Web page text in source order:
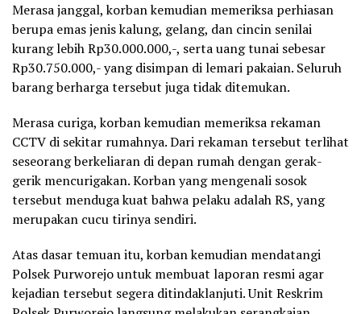
Merasa janggal, korban kemudian memeriksa perhiasan
berupa emas jenis kalung, gelang, dan cincin senilai
kurang lebih Rp30.000.000,-, serta uang tunai sebesar
Rp30.750.000,- yang disimpan di lemari pakaian. Seluruh
barang berharga tersebut juga tidak ditemukan.
Merasa curiga, korban kemudian memeriksa rekaman
CCTV di sekitar rumahnya. Dari rekaman tersebut terlihat
seseorang berkeliaran di depan rumah dengan gerak-
gerik mencurigakan. Korban yang mengenali sosok
tersebut menduga kuat bahwa pelaku adalah RS, yang
merupakan cucu tirinya sendiri.
Atas dasar temuan itu, korban kemudian mendatangi
Polsek Purworejo untuk membuat laporan resmi agar
kejadian tersebut segera ditindaklanjuti. Unit Reskrim